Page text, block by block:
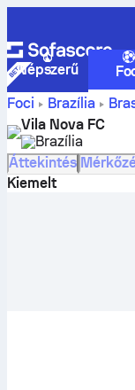
Népszerű
Foci
Brazília
mérkőzések,
Vila Nova FC
Brazília
Áttekintés
Kiemelt